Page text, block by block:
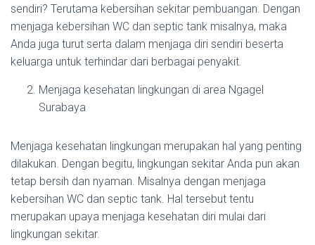
sendiri? Terutama kebersihan sekitar pembuangan. Dengan
menjaga kebersihan WC dan septic tank misalnya, maka
Anda juga turut serta dalam menjaga diri sendiri beserta
keluarga untuk terhindar dari berbagai penyakit.
Menjaga kesehatan lingkungan di area Ngagel
Surabaya
Menjaga kesehatan lingkungan merupakan hal yang penting
dilakukan. Dengan begitu, lingkungan sekitar Anda pun akan
tetap bersih dan nyaman. Misalnya dengan menjaga
kebersihan WC dan septic tank. Hal tersebut tentu
merupakan upaya menjaga kesehatan diri mulai dari
lingkungan sekitar.